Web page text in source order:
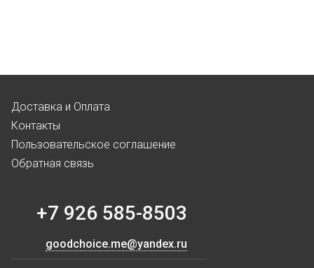
Доставка и Оплата
Контакты
Пользовательское соглашение
Обратная связь
+7 926 585-8503
goodchoice.me@yandex.ru